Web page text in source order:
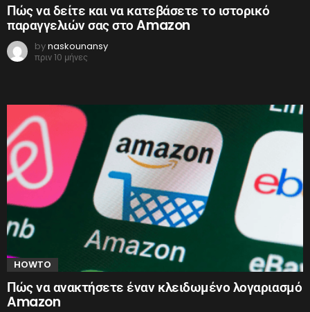
Πώς να δείτε και να κατεβάσετε το ιστορικό
παραγγελιών σας στο Amazon
bynaskounansy
πριν 10 μήνες
HOWTO
Πώς να ανακτήσετε έναν κλειδωμένο λογαριασμό
Amazon